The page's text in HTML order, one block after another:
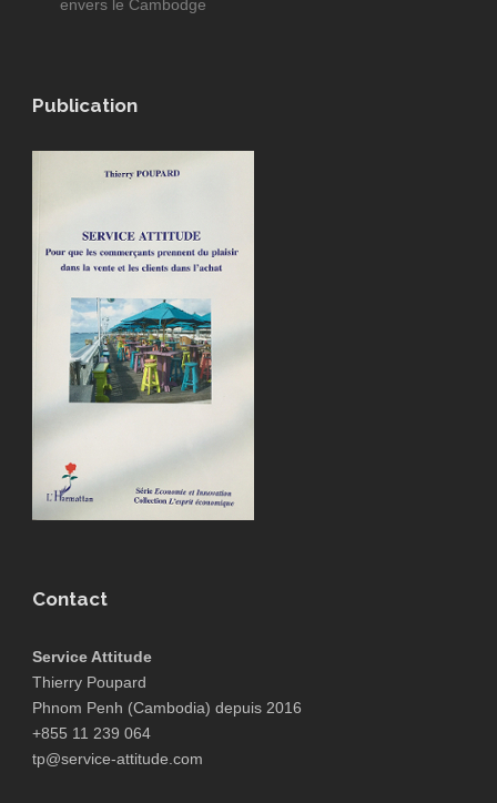
envers le Cambodge
Publication
Contact
Service Attitude
Thierry Poupard
Phnom Penh (Cambodia) depuis 2016
+855 11 239 064
tp@service-attitude.com